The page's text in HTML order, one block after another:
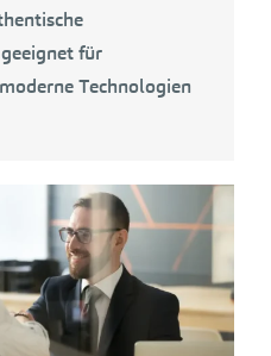
für
Technologien